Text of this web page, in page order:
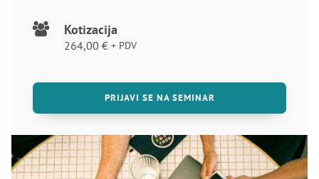
Kotizacija
264,00 € + PDV
PRIJAVI SE NA SEMINAR